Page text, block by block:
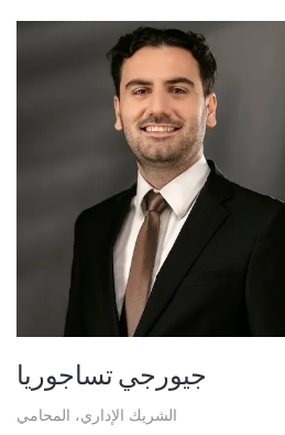
جيورجي تساجوريا
الشريك الإداري، المحامي